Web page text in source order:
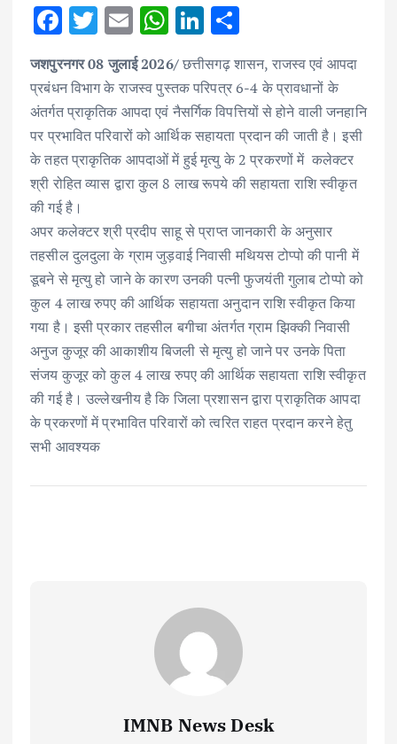
F
e
b
o
o
k
T
it
te
r
E
m
ai
l
W
at
s
A
p
p
Li
k
e
dI
n
ar
e
जशपुरनगर 08 जुलाई 2026/छत्तीसगढ़ शासन, राजस्व एवं आपदा
प्रबंधन विभाग के राजस्व पुस्तक परिपत्र 6-4 के प्रावधानों के
अंतर्गत प्राकृतिक आपदा एवं नैसर्गिक विपत्तियों से होने वाली जनहानि
पर प्रभावित परिवारों को आर्थिक सहायता प्रदान की जाती है। इसी
के तहत प्राकृतिक आपदाओं में हुई मृत्यु के 2 प्रकरणों में कलेक्टर
श्री रोहित व्यास द्वारा कुल 8 लाख रूपये की सहायता राशि स्वीकृत
की गई है।
अपर कलेक्टर श्री प्रदीप साहू से प्राप्त जानकारी के अनुसार
तहसील दुलदुला के ग्राम जुड़वाई निवासी मथियस टोप्पो की पानी में
डूबने से मृत्यु हो जाने के कारण उनकी पत्नी फुजयंती गुलाब टोप्पो को
कुल 4 लाख रुपए की आर्थिक सहायता अनुदान राशि स्वीकृत किया
गया है। इसी प्रकार तहसील बगीचा अंतर्गत ग्राम झिक्की निवासी
अनुज कुजूर की आकाशीय बिजली से मृत्यु हो जाने पर उनके पिता
संजय कुजूर को कुल 4 लाख रुपए की आर्थिक सहायता राशि स्वीकृत
की गई है। उल्लेखनीय है कि जिला प्रशासन द्वारा प्राकृतिक आपदा
के प्रकरणों में प्रभावित परिवारों को त्वरित राहत प्रदान करने हेतु
सभी आवश्यक
IMNB News Desk